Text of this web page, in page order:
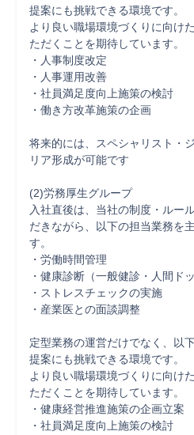
提案にも挑戦できる環境です。
より良い職場環境づくりに向け
ただくことを期待しています。
・人事制度改定
・人事運用改善
・社員満足度向上施策の検討
・働き方改革施策の企画
将来的には、スペシャリスト・
リア形成が可能です
(2)労務厚生グループ
入社直後は、当社の制度・ルー
だきながら、以下の担当業務を
す。
・労働時間管理
・健康診断（一般健診・人間ド
・ストレスチェックの実施
・産業医との面談調整
定型業務の運営だけでなく、以
提案にも挑戦できる環境です。
より良い職場環境づくりに向け
ただくことを期待しています。
・健康経営推進施策の企画立案
・社員満足度向上施策の検討